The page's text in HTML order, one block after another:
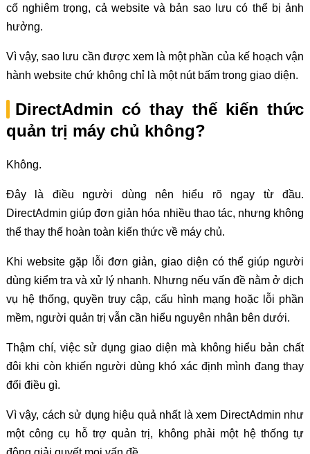
cố nghiêm trọng, cả website và bản sao lưu có thể bị ảnh
hưởng.
Vì vậy, sao lưu cần được xem là một phần của kế hoạch vận
hành website chứ không chỉ là một nút bấm trong giao diện.
DirectAdmin có thay thế kiến thức
quản trị máy chủ không?
Không.
Đây là điều người dùng nên hiểu rõ ngay từ đầu.
DirectAdmin giúp đơn giản hóa nhiều thao tác, nhưng không
thể thay thế hoàn toàn kiến thức về máy chủ.
Khi website gặp lỗi đơn giản, giao diện có thể giúp người
dùng kiểm tra và xử lý nhanh. Nhưng nếu vấn đề nằm ở dịch
vụ hệ thống, quyền truy cập, cấu hình mạng hoặc lỗi phần
mềm, người quản trị vẫn cần hiểu nguyên nhân bên dưới.
Thậm chí, việc sử dụng giao diện mà không hiểu bản chất
đôi khi còn khiến người dùng khó xác định mình đang thay
đổi điều gì.
Vì vậy, cách sử dụng hiệu quả nhất là xem DirectAdmin như
một công cụ hỗ trợ quản trị, không phải một hệ thống tự